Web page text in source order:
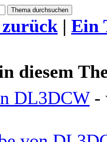
| Ein
diesem
DL3DCW -